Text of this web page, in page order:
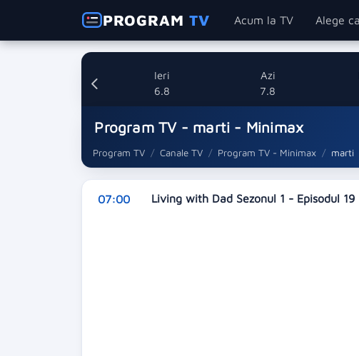
PROGRAMTV Acum la TV Alege
Ieri
6.8
Azi
7.8
Program TV - marti - Minimax
Program TV Canale TV Program TV - Minimax marti
07:00 Living with Dad Sezonul 1 - Episodul 19